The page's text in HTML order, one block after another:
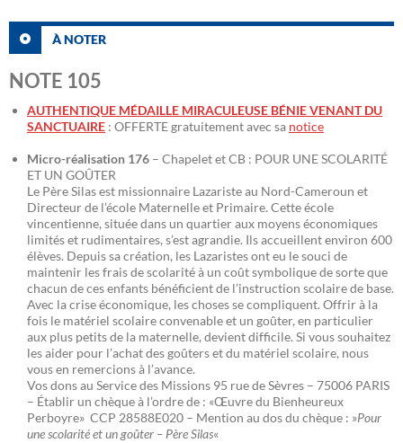
À NOTER
NOTE 105
AUTHENTIQUE MÉDAILLE MIRACULEUSE BÉNIE VENANT DU
SANCTUAIRE : OFFERTE gratuitement avec sa notice
Micro-réalisation 176 – Chapelet et CB : POUR UNE SCOLARITÉ
ET UN GOÛTER
Le Père Silas est missionnaire Lazariste au Nord-Cameroun et
Directeur de l’école Maternelle et Primaire. Cette école
vincentienne, située dans un quartier aux moyens économiques
limités et rudimentaires, s’est agrandie. Ils accueillent environ 600
élèves. Depuis sa création, les Lazaristes ont eu le souci de
maintenir les frais de scolarité à un coût symbolique de sorte que
chacun de ces enfants bénéficient de l’instruction scolaire de base.
Avec la crise économique, les choses se compliquent. Offrir à la
fois le matériel scolaire convenable et un goûter, en particulier
aux plus petits de la maternelle, devient difficile. Si vous souhaitez
les aider pour l’achat des goûters et du matériel scolaire, nous
vous en remercions à l’avance.
Vos dons au Service des Missions 95 rue de Sèvres – 75006 PARIS
– Établir un chèque à l’ordre de : «Œuvre du Bienheureux
Perboyre» CCP 28588E020 – Mention au dos du chèque : »Pour
une scolarité et un goûter – Père Silas«